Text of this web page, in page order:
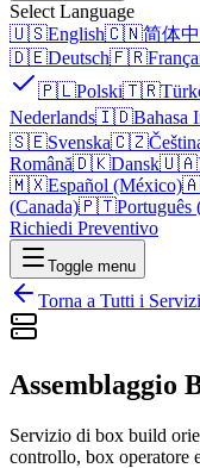
Select Language
🇺🇸English🇨🇳简体
🇩🇪Deutsch🇫🇷
🇵🇱Polski🇹🇷
Nederlands🇮🇩Bahasa
🇸🇪Svenska🇨🇿
Română🇩🇰Dansk🇺🇦
🇲🇽Español (México)
(Canada)🇵🇹Português
Richiedi Preventivo
Toggle menu
Torna a Tutti i Servizi
Assemblaggio
Servizio di box build
controllo, box operatore